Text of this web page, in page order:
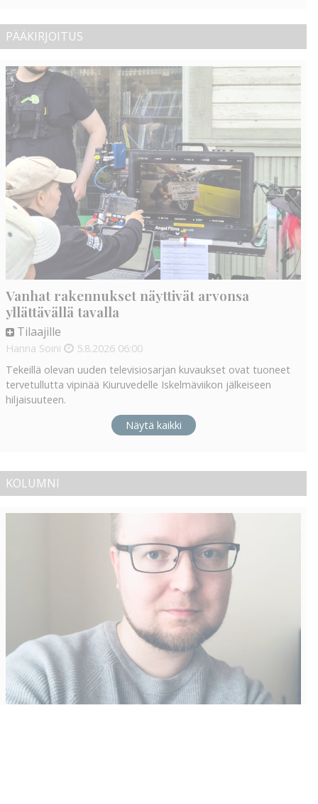
PÄÄKIRJOITUS
Vanhat rakennukset näyttivät arvonsa
yllättävällä tavalla
Tilaajille
Hanna Soini 5.8.2026 06:00
Tekeillä olevan uuden televisiosarjan kuvaukset ovat tuoneet
tervetullutta vipinää Kiuruvedelle Iskelmäviikon jälkeiseen
hiljaisuuteen.
Näytä kaikki
KOLUMNI